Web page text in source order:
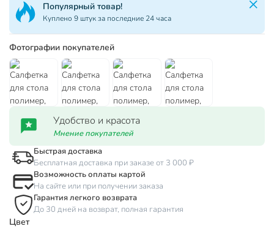
Популярный товар!
Куплено 9 штук за последние 24 часа
Фотографии покупателей
Удобство и красота
Мнение покупателей
Быстрая доставка
Бесплатная доставка при заказе от 3 000 ₽
Возможность оплаты картой
На сайте или при получении заказа
Гарантия легкого возврата
До 30 дней на возврат, полная гарантия
Цвет